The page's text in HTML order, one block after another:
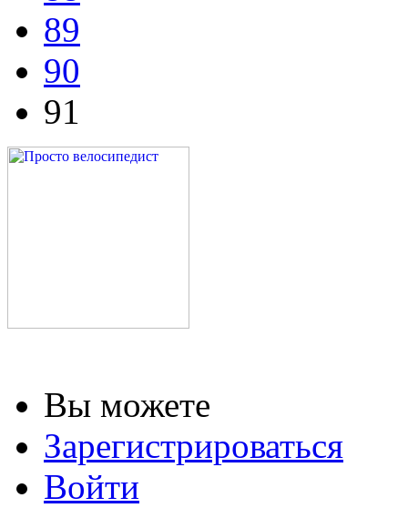
89
90
91
Вы можете
Зарегистрироваться
Войти